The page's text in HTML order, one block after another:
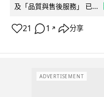
及「品質與售後服務」 已...
21 1 ↗ 分享
ADVERTISEMENT